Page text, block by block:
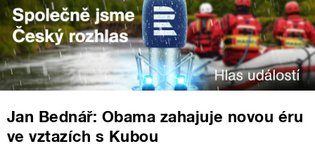
Jan Bednář: Obama zahajuje novou éru
ve vztazích s Kubou